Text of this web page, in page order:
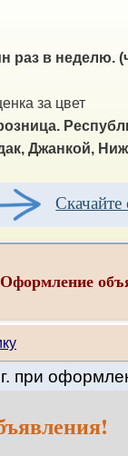
раз в неделю.
за цвет
Джанкой,
Скачайте
Оформление
при